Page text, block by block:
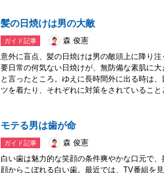
髪の日焼けは男の大敵
ガイド記事
森 俊憲
意外に盲点、髪の日焼けは男の敵頭上に降り
要日常の何気ない日焼けが、無防備な素肌に
と言ったところ。ゆえに長時間外に出る時は
ツを着たり、それぞれに対策をされていること
モテる男は歯が命
ガイド記事
森 俊憲
白い歯は魅力的な笑顔の条件爽やかな口元で
顔からこぼれる白い歯。最近では、TV番組を